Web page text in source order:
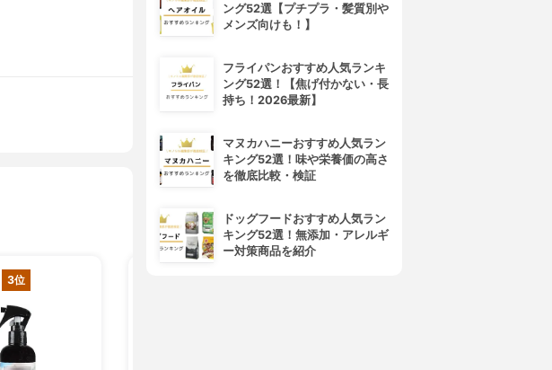
3位
ング52選【プチプラ・髪質別や
メンズ向けも！】
フライパンおすすめ人気ランキ
ング52選！【焦げ付かない・長
持ち！2026最新】
マヌカハニーおすすめ人気ラン
キング52選！味や栄養価の高さ
を徹底比較・検証
ドッグフードおすすめ人気ラン
キング52選！無添加・アレルギ
ー対策商品を紹介